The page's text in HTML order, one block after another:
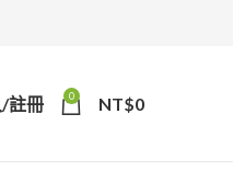
註冊 0 NT$0